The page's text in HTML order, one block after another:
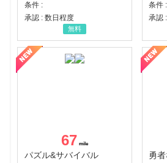
条件 :
承認 : 数日程度
無料
条件 :
承認
67
パズル&サバイバル